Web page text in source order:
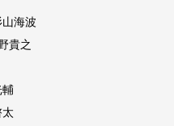
海波
貴之